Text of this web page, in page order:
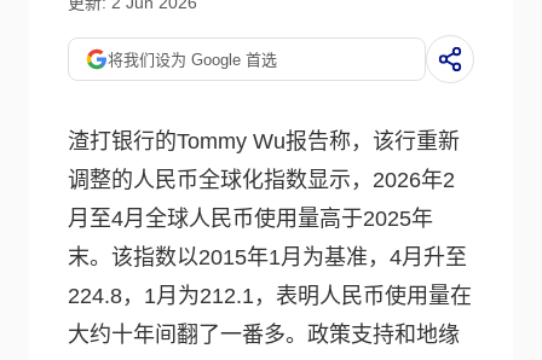
将我们设为 Google 首选
渣打银行的Tommy Wu报告称，该行重新
调整的人民币全球化指数显示，2026年2
月至4月全球人民币使用量高于2025年
末。该指数以2015年1月为基准，4月升至
224.8，1月为212.1，表明人民币使用量在
大约十年间翻了一番多。政策支持和地缘